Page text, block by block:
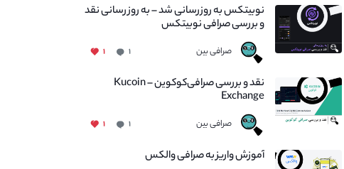
نوبیتکس به روزرسانی شد – به روز رسانی نقد
و بررسی صرافی نوبیتکس
صرافی بین ۱ ۱
نقد و بررسی صرافی‌کوکوین – Kucoin
Exchange
صرافی بین ۱ ۱
آموزش واریز به صرافی والکس